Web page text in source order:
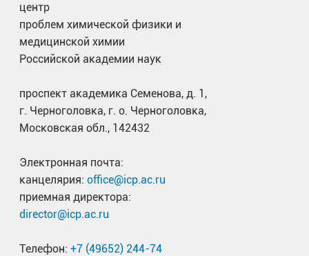
центр
проблем химической физики и
медицинской химии
Российской академии наук
проспект академика Семенова, д. 1,
г. Черноголовка, г. о. Черноголовка,
Московская обл., 142432
Электронная почта:
канцелярия: office@icp.ac.ru
приемная директора:
director@icp.ac.ru
Телефон: +7 (49652) 244-74